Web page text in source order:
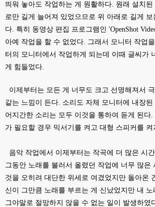
띄워 놓아도 작업하는 게 원활하다. 원래 설치
로만 길게 늘어져 있었으므로 위 아래로 길게 보
다. 특히 동영상 편집 프로그램인 'OpenShot
아예 작업을 할 수 없었다. 그래서 모니터 작업
터의 모니터에서 작업하게 되는데 이때 글씨가
게 힘들었다.
이제부터는 모든 게 너무도 크고 선명해져서
같는 느낌이 든다. 소리도 자체 모니터에 내장
어지간한 소리는 모두 이것을 통하여 듣게 된다
가 필요할 경우 믹서기를 켜고 대형 스피커를 켜
음악 작업에서 이제부터는 작곡에 더 많은 시
그동안 노래를 불러서 올렸던 작업에 너무 많은
것을 오히려 대단한 위세로 여겼었지만 돌아온
신이 그만큼 노래를 부르는 게 신났었지만 내 노
그야말로 절망하지 않을 수 없는 일이 발생하였